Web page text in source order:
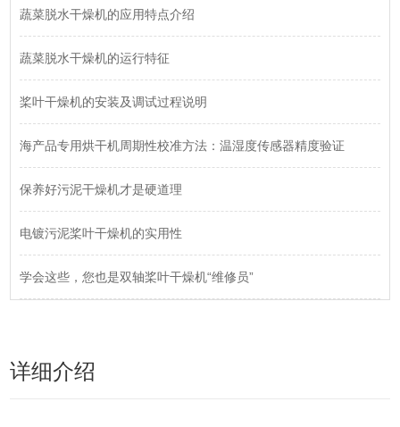
蔬菜脱水干燥机的应用特点介绍
蔬菜脱水干燥机的运行特征
桨叶干燥机的安装及调试过程说明
海产品专用烘干机周期性校准方法：温湿度传感器精度验证
保养好污泥干燥机才是硬道理
电镀污泥桨叶干燥机的实用性
学会这些，您也是双轴桨叶干燥机“维修员”
详细介绍